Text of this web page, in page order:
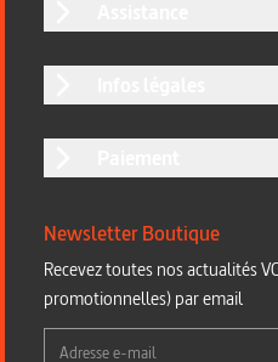
Newsletter Boutique
Recevez toutes nos actualités
promotionnelles) par email